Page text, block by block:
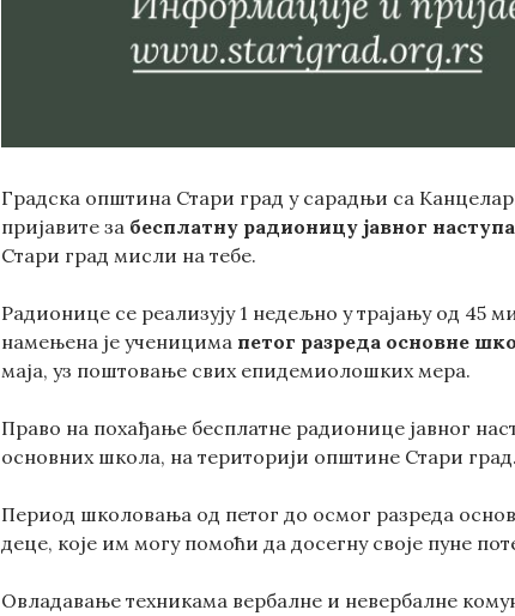
Градска општина Стари град у сарадњи са
пријавите за бесплатну радионицу јавног
Стари град мисли на тебе.
Радионице се реализују 1 недељно у трајању од 45
намењена је ученицима петог разреда основне
маја, уз поштовање свих епидемиолошких мера.
Право на похађање бесплатне радионице јавног
основних школа, на територији општине Стари град.
Период школовања од петог до осмог разреда
деце, које им могу помоћи да досегну своје пуне
Овладавање техникама вербалне и невербалне